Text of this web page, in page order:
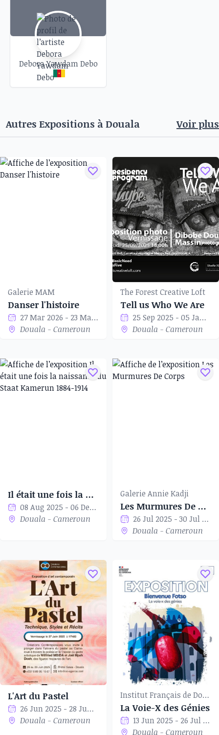
Debora Yawdam Debo
Autres Expositions àDouala Voir plus
Galerie MAM
Danser l'histoire
27 Mar 2026 - 23 May 2026
Douala - Cameroun
The Forest Creative Loft
Tell us Who We Are
25 Sep 2025 - 05 Jan 2026
Douala - Cameroun
Il était une fois la naissance du Staat Kamerun 1884-1914
08 Aug 2025 - 06 Dec 2025
Douala - Cameroun
Galerie Annie Kadji
Les Murmures De Corps
26 Jul 2025 - 30 Jul 2025
Douala - Cameroun
L'Art du Pastel
26 Jun 2025 - 28 Jun 2025
Douala - Cameroun
Institut Français de Douala
La Voie-X des Génies
13 Jun 2025 - 26 Jul 2025
Douala - Cameroun